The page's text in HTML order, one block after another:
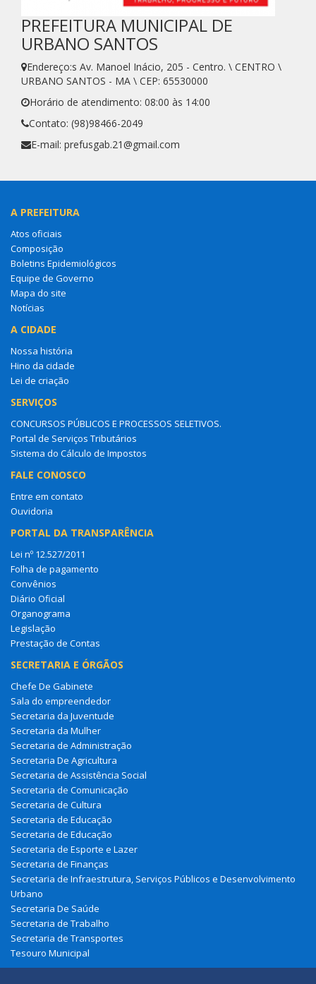
PREFEITURA MUNICIPAL DE
URBANO SANTOS
Endereço:s Av. Manoel Inácio, 205 - Centro. \ CENTRO \
URBANO SANTOS - MA \ CEP: 65530000
Horário de atendimento: 08:00 às 14:00
Contato: (98)98466-2049
E-mail: prefusgab.21@gmail.com
A PREFEITURA
Atos oficiais
Composição
Boletins Epidemiológicos
Equipe de Governo
Mapa do site
Notícias
A CIDADE
Nossa história
Hino da cidade
Lei de criação
SERVIÇOS
CONCURSOS PÚBLICOS E PROCESSOS SELETIVOS.
Portal de Serviços Tributários
Sistema do Cálculo de Impostos
FALE CONOSCO
Entre em contato
Ouvidoria
PORTAL DA TRANSPARÊNCIA
Lei nº 12.527/2011
Folha de pagamento
Convênios
Diário Oficial
Organograma
Legislação
Prestação de Contas
SECRETARIA E ÓRGÃOS
Chefe De Gabinete
Sala do empreendedor
Secretaria da Juventude
Secretaria da Mulher
Secretaria de Administração
Secretaria De Agricultura
Secretaria de Assistência Social
Secretaria de Comunicação
Secretaria de Cultura
Secretaria de Educação
Secretaria de Educação
Secretaria de Esporte e Lazer
Secretaria de Finanças
Secretaria de Infraestrutura, Serviços Públicos e Desenvolvimento
Urbano
Secretaria De Saúde
Secretaria de Trabalho
Secretaria de Transportes
Tesouro Municipal